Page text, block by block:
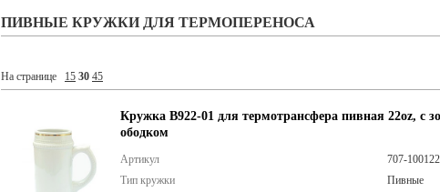
ПИВНЫЕ КРУЖКИ ДЛЯ ТЕРМОПЕРЕНОСА
На странице 15 30 45
Кружка B922-01 для термотрансфера пивная 22oz, с
ободком
Артикул
707-
Тип кружки
Пивные